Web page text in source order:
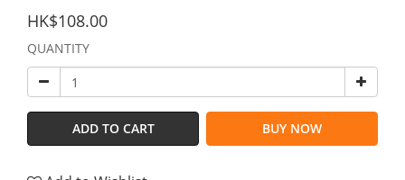
HK$108.00
QUANTITY
ADD TO CART BUY NOW